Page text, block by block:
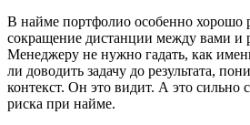
В найме портфолио особенно хорошо
сокращение дистанции между вами и
Менеджеру не нужно гадать, как
ли доводить задачу до результата,
контекст. Он это видит. А это
риска при найме.